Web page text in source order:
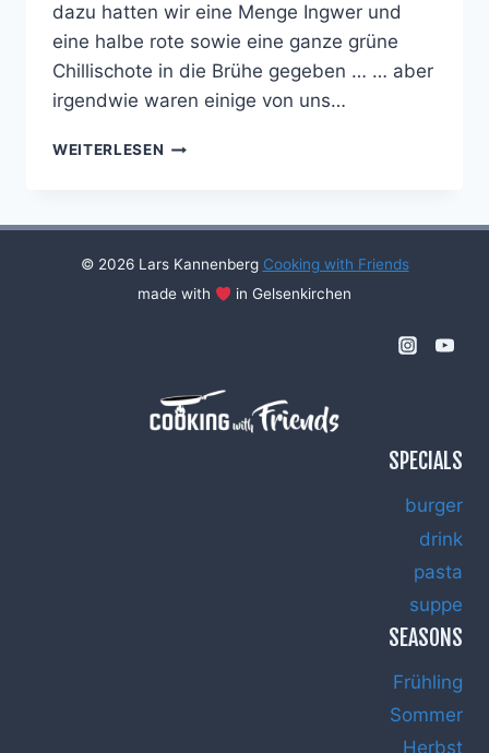
dazu hatten wir eine Menge Ingwer und
eine halbe rote sowie eine ganze grüne
Chillischote in die Brühe gegeben … … aber
irgendwie waren einige von uns…
WEITERLESEN COOKING
© 2026 Lars Kannenberg Cooking with Friends
made with
in Gelsenkirchen
SPECIALS
burger
drink
pasta
suppe
SEASONS
Frühling
Sommer
Herbst